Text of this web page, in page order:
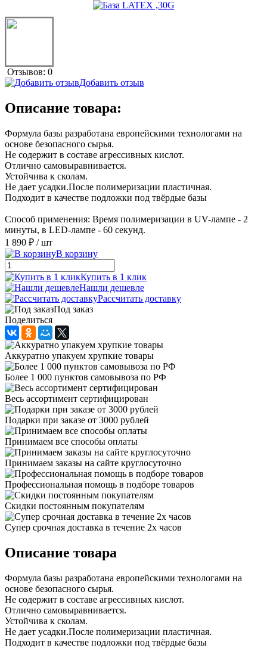
Отзывов: 0
Добавить отзыв
Описание товара:
Формула базы разработана европейскими технологами на
основе безопасного сырья.
Не содержит в составе агрессивных кислот.
Отлично самовыравнивается.
Устойчива к сколам.
Не дает усадки.После полимеризации пластичная.
Подходит в качестве подложки под твёрдые базы
Способ применения: Время полимеризации в UV-лампе - 2
минуты, в LED-лампе - 60 секунд.
1 890 ₽ / шт
В корзину
Купить в 1 клик
Нашли дешевле
Рассчитать доставку
Под заказ
Поделиться
Аккуратно упакуем хрупкие товары
Более 1 000 пунктов самовывоза по РФ
Весь ассортимент сертифицирован
Подарки при заказе от 3000 рублей
Принимаем все способы оплаты
Принимаем заказы на сайте круглосуточно
Профессиональная помощь в подборе товаров
Скидки постоянным покупателям
Супер срочная доставка в течение 2х часов
Описание товара
Формула базы разработана европейскими технологами на
основе безопасного сырья.
Не содержит в составе агрессивных кислот.
Отлично самовыравнивается.
Устойчива к сколам.
Не дает усадки.После полимеризации пластичная.
Подходит в качестве подложки под твёрдые базы